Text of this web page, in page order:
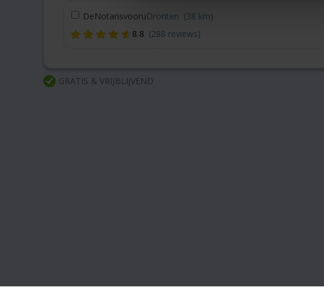
DeNotarisvooruDronten (38 km)
8.8 (288 reviews)
GRATIS & VRIJBLIJVEND